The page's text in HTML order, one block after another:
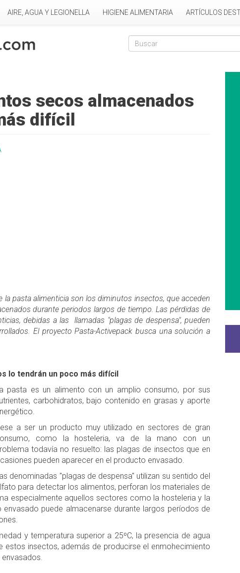
AIRE, AGUA Y LEGIONELLA HIGIENE ALIMENTARIA ARTÍCULOS
Formulario de
secos almacenados
difícil
pasta alimenticia son los diminutos insectos, que acceden
durante periodos largos de tiempo. Las pérdidas de
debidas a las llamadas "plagas de despensa", pueden
El proyectoPasta-Activepack busca una solución a
lo tendrán un poco más difícil
pasta es un alimento con un amplio consumo, por sus
carbohidratos, bajo contenido en grasas y aporte
a ser un producto muy utilizado en sectores de gran
como la hosteleria, va de la mano con un
todavía no resuelto: las plagas de insectos que en
pueden aparecer en el producto envasado.
denominadas "plagas de despensa" utilizan su sentido del
para detectar los alimentos, perforan los materiales de
especialmente aquellos sectores como la hosteleria y la
puede almacenarse durante largos períodos de
y temperatura superior a 25ºC, la presencia de agua
insectos, además de producirse el enmohecimiento